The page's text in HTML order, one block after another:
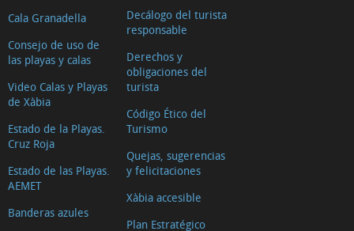
Cala Granadella
Consejo de uso de
las playas y calas
Video Calas y Playas
de Xàbia
Estado de la Playas.
Cruz Roja
Estado de las Playas.
AEMET
Banderas azules
Decálogo del turista
responsable
Derechos y
obligaciones del
turista
Código Ético del
Turismo
Quejas, sugerencias
y felicitaciones
Xàbia accesible
Plan Estratégico